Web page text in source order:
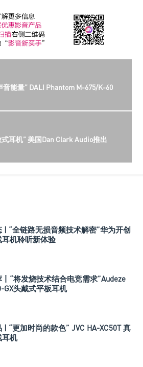
能量” DALI Phantom M-675/K-60
耳机” 美国Dan Clark Audio推出
| “全链路无损音频技术解密”华为开创
耳机聆听新体验
丨“将发烧技术结合电竞需求”Audeze
GX头戴式平板耳机
| “更加时尚的款色” JVC HA-XC50T 真
耳机